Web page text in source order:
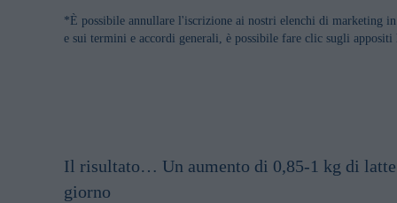
*È possibile annullare l'iscrizione ai nostri elenchi di marketing
e sui termini e accordi generali, è possibile fare clic sugli
Il risultato… Un aumento di 0,85-1 kg di
giorno